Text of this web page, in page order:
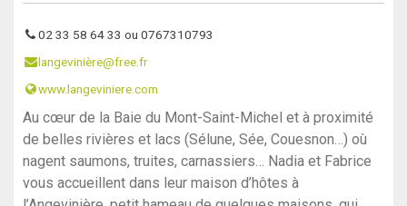
02 33 58 64 33 ou 0767310793
langevinière@free.fr
www.langeviniere.com
Au cœur de la Baie du Mont-Saint-Michel et à proximité
de belles rivières et lacs (Sélune, Sée, Couesnon…) où
nagent saumons, truites, carnassiers… Nadia et Fabrice
vous accueillent dans leur maison d’hôtes à